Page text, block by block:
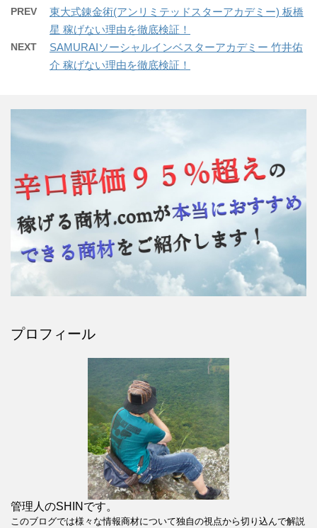
PREV
東大式錬金術(アンリミテッドスターアカデミー) 板橋
星 稼げない理由を徹底検証！
NEXT
SAMURAIソーシャルインベスターアカデミー 竹井佑
介 稼げない理由を徹底検証！
プロフィール
管理人のSHINです。
このブログでは様々な情報商材について独自の視点から切り込んで解説